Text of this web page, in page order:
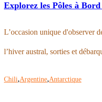
Explorez les Pôles à
L’occasion unique d'observer
l’hiver austral, sorties et
Chili,Argentine,Antarctique